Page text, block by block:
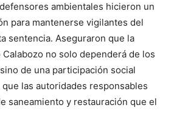
ambientales hicieron un
para mantenerse vigilantes del
sentencia. Aseguraron que la
no solo dependerá de los
de una participación social
las autoridades responsables
saneamiento y restauración que el